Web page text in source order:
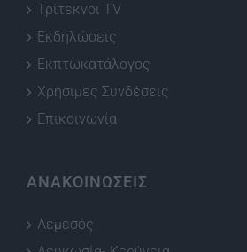
Τρίτεκνοι TV
Εκδηλώσεις
Εκπτωκατάλογος
Χρήσιμες Συνδέσεις
Επικοινωνία
ΑΝΑΚΟΙΝΩΣΕΙΣ
Λεμεσός